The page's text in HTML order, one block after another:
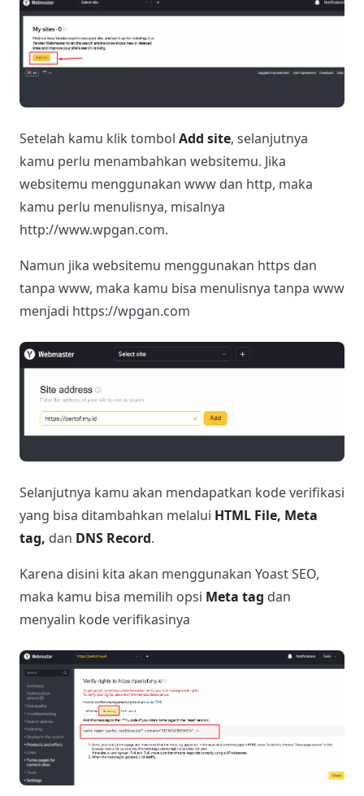
Setelah kamu klik tombol Add site, selanjutnya
kamu perlu menambahkan websitemu. Jika
websitemu menggunakan www dan http, maka
kamu perlu menulisnya, misalnya
http://www.wpgan.com.
Namun jika websitemu menggunakan https dan
tanpa www, maka kamu bisa menulisnya tanpa www
menjadi https://wpgan.com
Selanjutnya kamu akan mendapatkan kode verifikasi
yang bisa ditambahkan melalui HTML File, Meta
tag, dan DNS Record.
Karena disini kita akan menggunakan Yoast SEO,
maka kamu bisa memilih opsi Meta tag dan
menyalin kode verifikasinya